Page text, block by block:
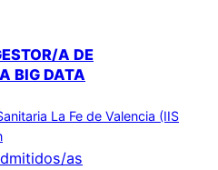
A DE
BIG DATA
La Fe de Valencia (IIS
as